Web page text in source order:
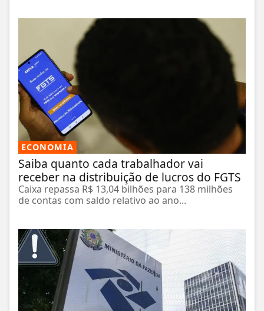
ECONOMIA
Saiba quanto cada trabalhador vai
receber na distribuição de lucros do FGTS
Caixa repassa R$ 13,04 bilhões para 138 milhões
de contas com saldo relativo ao ano...